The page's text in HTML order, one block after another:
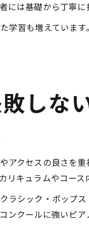
は基礎から丁寧
学習も増えていま
しな
アクセスの良さを
キュラムやコー
ラシック・ポップ
ンクールに強いピ